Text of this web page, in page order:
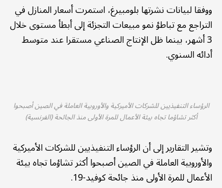
ووفقا لبيانات نشرتها بلومبيرغ، استمرت أسعار المنازل في
التراجع مع تباطؤ نمو مبيعات التجزئة إلى أبطأ مستوى خلال
3 أشهر، بينما ظل الإنتاج الصناعي مستقرا عند متوسط
أدائه السنوي.
الرؤساء التنفيذيين للشركات الأميركية والأوروبية العاملة في الصين أصبحوا
أكثر تشاؤما تجاه بيئة الأعمال للمرة الأولى منذ الجائحة (الفرنسية)
وتشير التقارير إلى أن الرؤساء التنفيذيين للشركات الأميركية
والأوروبية العاملة في الصين أصبحوا أكثر تشاؤما تجاه بيئة
الأعمال للمرة الأولى منذ جائحة كوفيد-19.